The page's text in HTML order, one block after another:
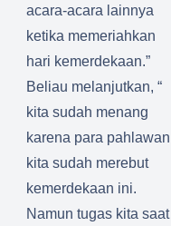
acara-acara lainnya
ketika memeriahkan
hari kemerdekaan.”
Beliau melanjutkan, “
kita sudah menang
karena para pahlawan
kita sudah merebut
kemerdekaan ini.
Namun tugas kita saat